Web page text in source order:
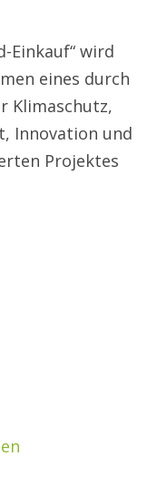
Einkauf“ wird
eines durch
Klimaschutz,
Innovation und
Projektes